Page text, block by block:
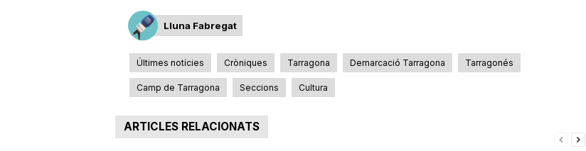
disminuir
Lluna Fabregat
Últimes notícies Cròniques Tarragona Demarcació Tarragona Tarragonés
Camp de Tarragona Seccions Cultura
ARTICLES RELACIONATS